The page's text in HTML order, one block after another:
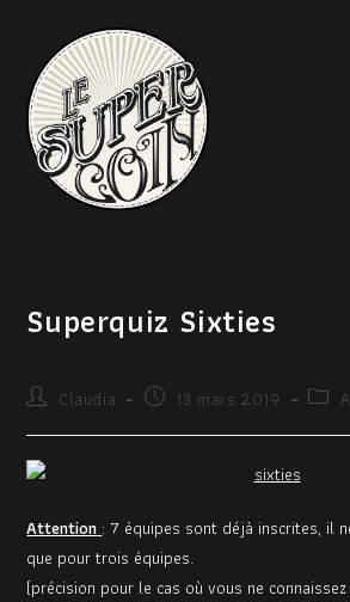
Superquiz Sixties
Claudia 13 mars 2019
Attention : 7 équipes sont déjà inscrites, il
que pour trois équipes.
(précision pour le cas où vous ne